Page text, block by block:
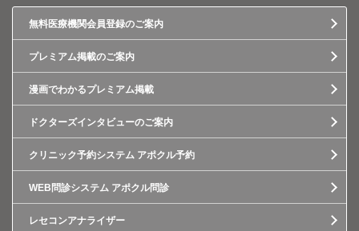
無料医療機関会員登録のご案内
プレミアム掲載のご案内
漫画でわかるプレミアム掲載
ドクターズインタビューのご案内
クリニック予約システム アポクル予約
WEB問診システム アポクル問診
レセコンアナライザー